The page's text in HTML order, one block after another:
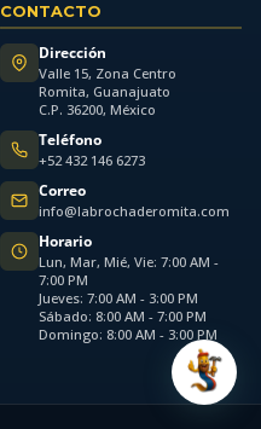
CONTACTO
Dirección
Valle 15, Zona Centro
Romita, Guanajuato
C.P. 36200, México
Teléfono
+52 432 146 6273
Correo
info@labrochaderomita.com
Horario
Lun, Mar, Mié, Vie: 7:00 AM -
7:00 PM
Jueves: 7:00 AM - 3:00 PM
Sábado: 8:00 AM - 7:00 PM
Domingo: 8:00 AM - 3:00 PM